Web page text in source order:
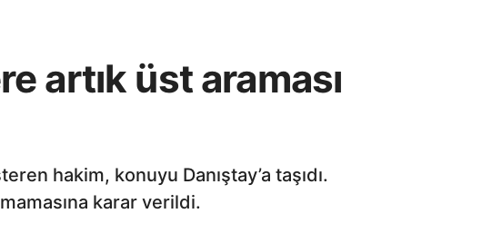
artık üst araması
hakim, konuyu Danıştay’a taşıdı.
karar verildi.